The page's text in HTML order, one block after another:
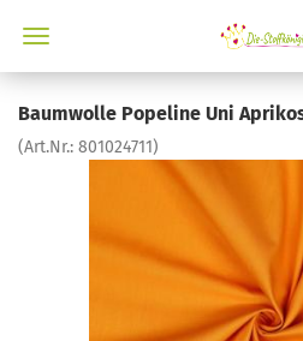
Baumwolle Popeline Uni
(Art.Nr.: 801024711)